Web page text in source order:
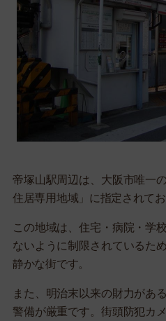
帝塚山駅周辺は、大阪市唯一
住居専用地域」に指定されて
この地域は、住宅・病院・学
ないように制限されているた
静かな街です。
また、明治末以来の財力があ
警備が厳重です。街頭防犯カ